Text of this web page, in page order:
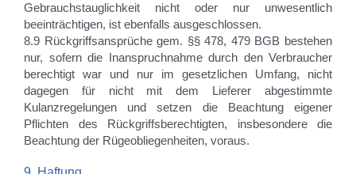
Gebrauchstauglichkeit nicht oder nur unwesentlich
beeinträchtigen, ist ebenfalls ausgeschlossen.
8.9 Rückgriffsansprüche gem. §§ 478, 479 BGB bestehen
nur, sofern die Inanspruchnahme durch den Verbraucher
berechtigt war und nur im gesetzlichen Umfang, nicht
dagegen für nicht mit dem Lieferer abgestimmte
Kulanzregelungen und setzen die Beachtung eigener
Pflichten des Rückgriffsberechtigten, insbesondere die
Beachtung der Rügeobliegenheiten, voraus.